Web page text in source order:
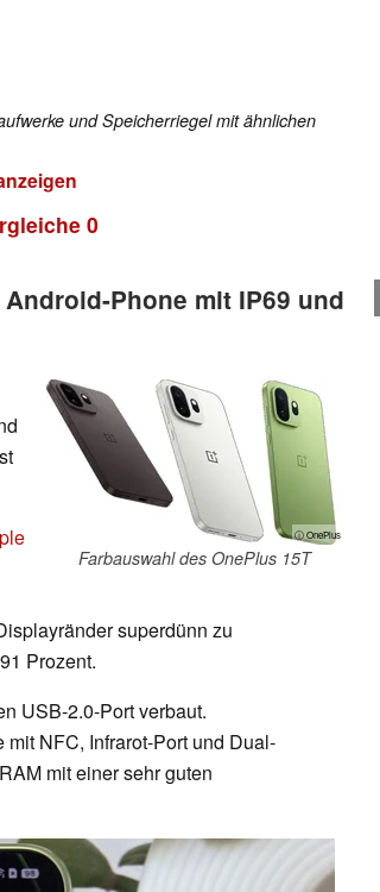
und Speicherriegel mit ähnlichen
0
Phone mit IP69 und
ⓘ OnePlus
Farbauswahl des OnePlus 15T
superdünn zu
Prozent.
USB-2.0-Port verbaut.
NFC, Infrarot-Port und Dual-
mit einer sehr guten